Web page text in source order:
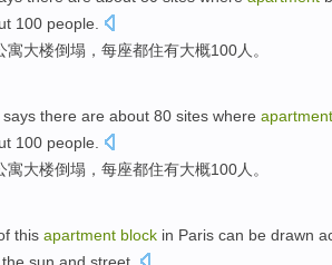
100 people.
寓大楼倒塌 ， 每座都住有大概100人。
says there are about 80 sites where apartment
100 people.
寓大楼倒塌 ， 每座都住有大概100人。
this apartment block in Paris can be drawn